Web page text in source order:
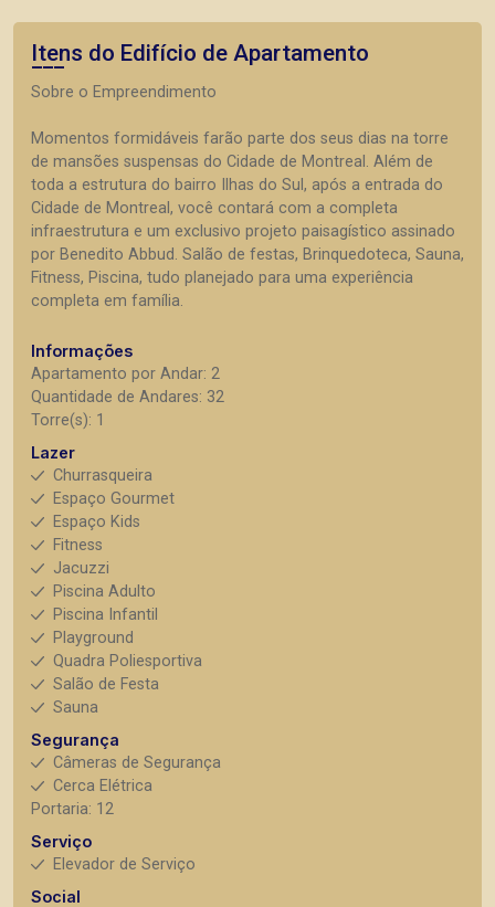
Itens do Edifício de Apartamento
Sobre o Empreendimento
Momentos formidáveis farão parte dos seus dias na torre
de mansões suspensas do Cidade de Montreal. Além de
toda a estrutura do bairro Ilhas do Sul, após a entrada do
Cidade de Montreal, você contará com a completa
infraestrutura e um exclusivo projeto paisagístico assinado
por Benedito Abbud. Salão de festas, Brinquedoteca, Sauna,
Fitness, Piscina, tudo planejado para uma experiência
completa em família.
Informações
Apartamento por Andar: 2
Quantidade de Andares: 32
Torre(s): 1
Lazer
Churrasqueira
Espaço Gourmet
Espaço Kids
Fitness
Jacuzzi
Piscina Adulto
Piscina Infantil
Playground
Quadra Poliesportiva
Salão de Festa
Sauna
Segurança
Câmeras de Segurança
Cerca Elétrica
Portaria: 12
Serviço
Elevador de Serviço
Social